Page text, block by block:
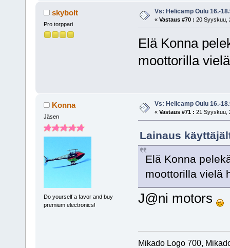
skybolt
Pro torppari
Vs: Helicamp Oulu 16.-
« Vastaus #70 : 20 Syyskuu,
Elä Konna
moottorilla
Konna
Jäsen
Do yourself a favor and buy
premium electronics!
Vs: Helicamp Oulu 16.-
« Vastaus #71 : 21 Syyskuu,
Lainaus
Elä Konna
moottorilla vielä
J@ni motors
Mikado Logo 700,